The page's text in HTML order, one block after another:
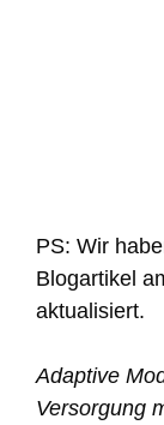
PS: Wir
Blogartikel
aktualisiert.
Adaptive
Versorgung